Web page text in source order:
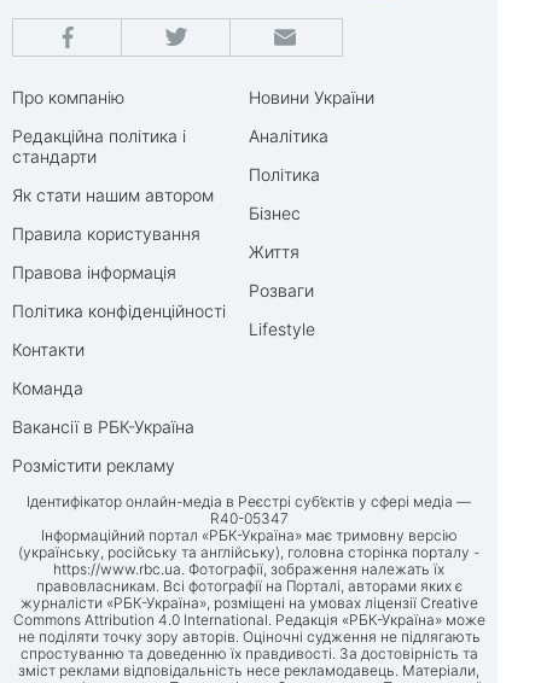
Про компанію
Редакційна політика і
стандарти
Як стати нашим автором
Правила користування
Правова інформація
Політика конфіденційності
Контакти
Команда
Вакансії в РБК-Україна
Розмістити рекламу
Новини України
Аналітика
Політика
Бізнес
Життя
Розваги
Lifestyle
Ідентифікатор онлайн-медіа в Реєстрі суб’єктів у сфері медіа —
R40-05347
Інформаційний портал «РБК-Україна» має тримовну версію
(українську, російську та англійську), головна сторінка порталу -
https://www.rbc.ua . Фотографії, зображення належать їх
правовласникам. Всі фотографії на Порталі, авторами яких є
журналісти «РБК-Україна», розміщені на умовах ліцензії Creative
Commons Attribution 4.0 International. Редакція «РБК-Україна» може
не поділяти точку зору авторів. Оціночні судження не підлягають
спростуванню та доведенню їх правдивості. За достовірність та
зміст реклами відповідальність несе рекламодавець. Матеріали,